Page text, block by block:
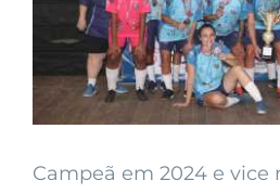
Campeã em 2024 e vice